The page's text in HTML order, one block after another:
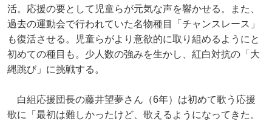
活。応援の要として児童らが元気な声を響かせる。また、
過去の運動会で行われていた名物種目「チャンスレース」
も復活させる。児童らがより意欲的に取り組めるようにと
初めての種目も。少人数の強みを生かし、紅白対抗の「大
縄跳び」に挑戦する。
白組応援団長の藤井望夢さん（6年）は初めて歌う応援
歌に「最初は難しかったけど、歌えるようになってきた。